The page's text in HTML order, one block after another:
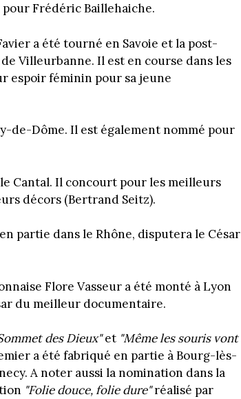
Frédéric Baillehaiche.
a été tourné en Savoie et la post-
Villeurbanne. Il est en course dans les
espoir féminin pour sa jeune
de-Dôme. Il est également nommé pour
Cantal. Il concourt pour les meilleurs
décors (Bertrand Seitz).
partie dans le Rhône, disputera le César
Flore Vasseur a été monté à Lyon
du meilleur documentaire.
des Dieux"et "Même les souris vont
a été fabriqué en partie à Bourg-lès-
A noter aussi la nomination dans la
"Folie douce, folie dure"réalisé par